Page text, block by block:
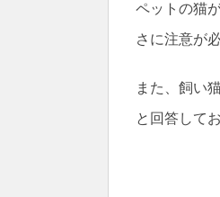
ペットの猫
さに注意が
また、飼い
と回答して